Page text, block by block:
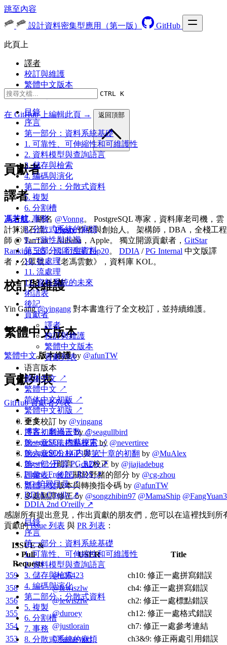
跳至內容
設計資料密集型應用（第一版）
GitHub
CTRL K
目錄
序言
第一部分：資料系統基礎
1. 可靠性、可伸縮性和可維護性
2. 資料模型與查詢語言
3. 儲存與檢索
4. 編碼與演化
第二部分：分散式資料
5. 複製
6. 分割槽
7. 事務
8. 分散式系統的麻煩
9. 一致性與共識
第三部分：衍生資料
10. 批處理
11. 流處理
12. 資料系統的未來
術語表
後記
貢獻者
譯者
校訂與維護
繁體中文版本
貢獻列表
语言版本
简体中文 ↗
繁體中文 ↗
简体中文初版 ↗
繁體中文初版 ↗
更多
博客：老冯云数 ↗
PostgreSQL 内幕探索 ↗
PostgreSQL 14 内参 ↗
Pigsty：开源 PG RDS ↗
Pigsty: Free PG RDS ↗
PG 扩展目录 ↗
DDIA O'reilly ↗
DDIA 2nd O'reilly ↗
目錄
序言
第一部分：資料系統基礎
1. 可靠性、可伸縮性和可維護性
2. 資料模型與查詢語言
3. 儲存與檢索
4. 編碼與演化
第二部分：分散式資料
5. 複製
6. 分割槽
7. 事務
8. 分散式系統的麻煩
此頁上
譯者
校訂與維護
繁體中文版本
貢獻列表
在 GitHub 上編輯此頁 → 返回頂部
貢獻者
譯者
馮若航，網名 @Vonng。 PostgreSQL 專家，資料庫老司機，雲
計算泥石流。Pigsty作者與創始人。 架構師，DBA，全棧工程
師 @ TanTan，Alibaba，Apple。 獨立開源貢獻者， GitStar
Ranking 585，國區活躍 Top20。 DDIA /PG Internal 中文版譯
者，公眾號：《老馮雲數》，資料庫 KOL。
校訂與維護
Yin Gang@yingang 對本書進行了全文校訂，並持續維護。
繁體中文版本
繁體中文 版本維護by @afunTW
貢獻列表
GitHub 貢獻者列表
全文校訂 by @yingang
序言初翻修正by@seagullbird
第一章語法標點校正 by @nevertiree
第六章部分校正與第十章的初翻 by @MuAlex
第一部分前言，ch2校正 by @jiajiadebug
詞彙表、後記關於野豬的部分 by @cg-zhou
繁體中文版本與轉換指令碼 by @afunTW
多處翻譯修正 by @songzhibin97 @MamaShip
感謝所有提出意見，作出貢獻的朋友們，您可以在這裡找到所
貢獻的Issue 列表 與 PR 列表 ：
ISSUE &
Pull
Requests
USER Title
359 @c25423
ch10: 修正一處拼寫錯誤
358
@lewiszlw
ch4: 修正一處拼寫錯誤
356
@lewiszlw
ch2: 修正一處標點錯誤
355
@duroey
ch12: 修正一處格式錯誤
354
@justlorain
ch7: 修正一處參考連結
353
@fantasyczl
ch3&9: 修正兩處引用錯誤